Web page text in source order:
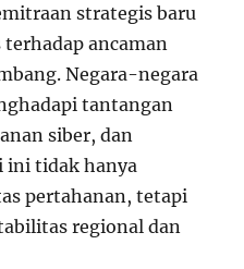
strategis baru
ancaman
Negara-negara
tantangan
siber, dan
ini tidak hanya
pertahanan, tetapi
regional dan